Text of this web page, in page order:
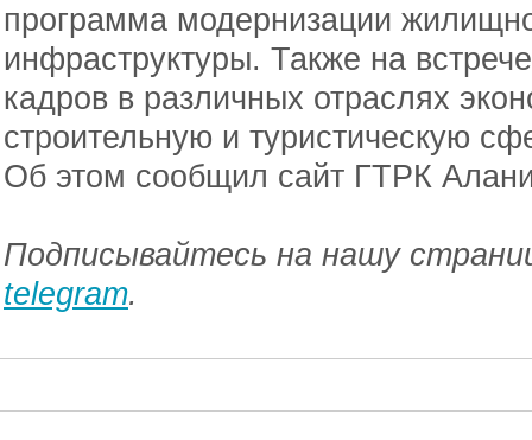
программа модернизации
инфраструктуры. Также на
кадров в различных отраслях
строительную и туристическую
Об этом сообщил сайт ГТРК
Подписывайтесь на нашу
telegram.